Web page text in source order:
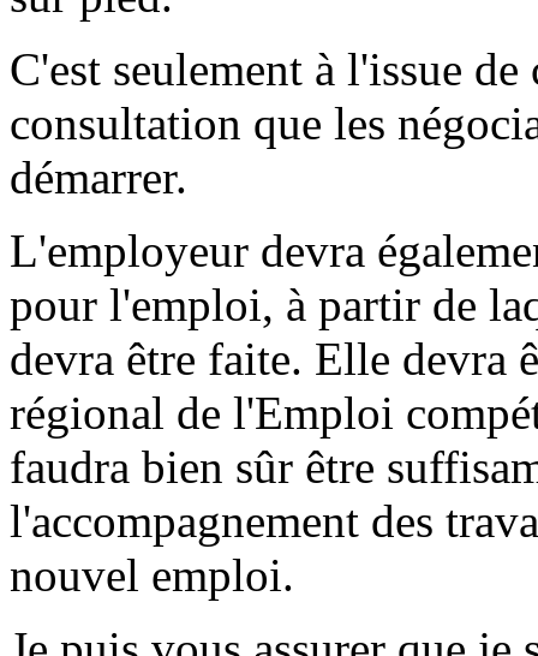
C'est seulement à l'issue
consultation que les
démarrer.
L'employeur devra
pour l'emploi, à partir de
devra être faite. Elle devra
régional de l'Emploi
faudra bien sûr être
l'accompagnement des
nouvel emploi.